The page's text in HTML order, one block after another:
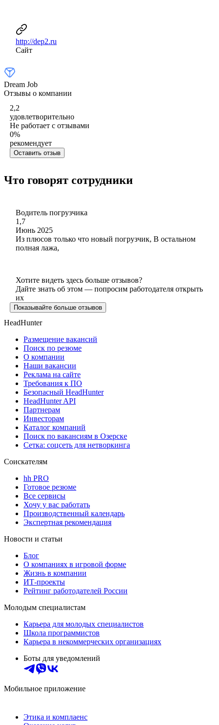
http://dep2.ru
Сайт
Dream Job
Отзывы о компании
2,2
удовлетворительно
Не работает с отзывами
0%
рекомендует
Оставить отзыв
Что говорят сотрудники
Водитель погрузчика
1,7
Июнь 2025
Из плюсов только что новый погрузчик, В остальном
полная лажа,
Хотите видеть здесь больше отзывов?
Дайте знать об этом — попросим работодателя открыть
их
Показывайте больше отзывов
HeadHunter
Размещение вакансий
Поиск по резюме
О компании
Наши вакансии
Реклама на сайте
Требования к ПО
Безопасный HeadHunter
HeadHunter API
Партнерам
Инвесторам
Каталог компаний
Поиск по вакансиям в Озерске
Сетка: соцсеть для нетворкинга
Соискателям
hh PRO
Готовое резюме
Все сервисы
Хочу у вас работать
Производственный календарь
Экспертная рекомендация
Новости и статьи
Блог
О компаниях в игровой форме
Жизнь в компании
ИТ-проекты
Рейтинг работодателей России
Молодым специалистам
Карьера для молодых специалистов
Школа программистов
Карьера в некоммерческих организациях
Боты для уведомлений
Мобильное приложение
Этика и комплаенс